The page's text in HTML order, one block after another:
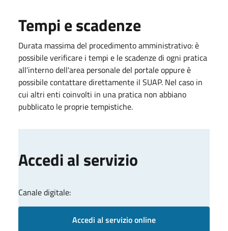
Tempi e scadenze
Durata massima del procedimento amministrativo: è
possibile verificare i tempi e le scadenze di ogni pratica
all'interno dell'area personale del portale oppure è
possibile contattare direttamente il SUAP. Nel caso in
cui altri enti coinvolti in una pratica non abbiano
pubblicato le proprie tempistiche.
Accedi al servizio
Canale digitale:
Accedi al servizio online